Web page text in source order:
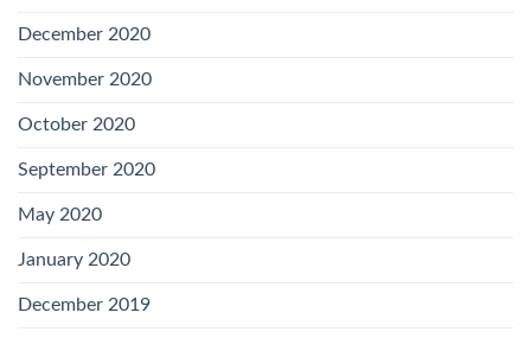
December 2020
November 2020
October 2020
September 2020
May 2020
January 2020
December 2019